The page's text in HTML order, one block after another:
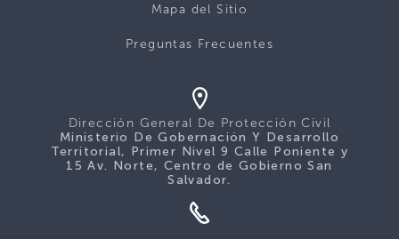
Mapa del Sitio
Preguntas Frecuentes
Dirección General De Protección Civil
Ministerio De Gobernación Y Desarrollo
Territorial, Primer Nivel 9 Calle Poniente y
15 Av. Norte, Centro de Gobierno San
Salvador.